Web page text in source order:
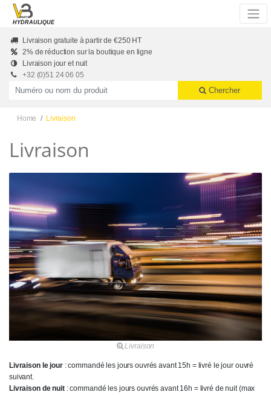
Skip to main content
HYDRAULIQUE
Livraison gratuite à partir de €250 HT
2% de réduction sur la boutique en ligne
Livraison jour et nuit
+32 (0)51 24 06 05
Productnummer of naam
Chercher
Home Livraison
Livraison
Livraison le jour: commandé les jours ouvrés avant 15h = livré le jour ouvré
suivant.
Livraison de nuit : commandé les jours ouvrés avant 16h = livré de nuit (max
Livraison